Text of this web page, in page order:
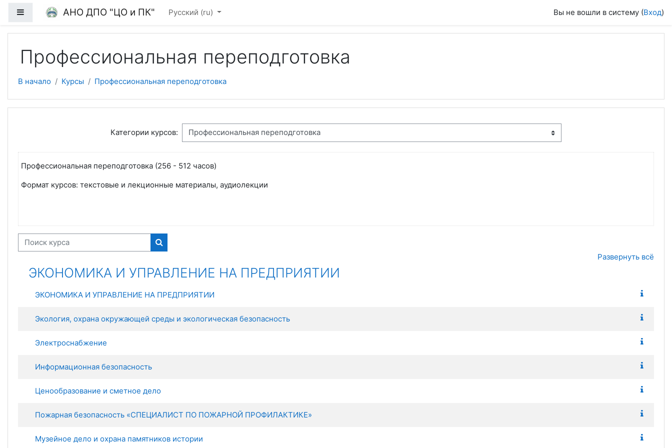
Перейти к основному содержанию
Боковая панельАНО ДПО "ЦО и ПК" Русский ‎(ru)‎ Вы не вошли в систему (Вход)
Профессиональная переподготовка
В начало Курсы Профессиональная переподготовка
Категории курсов:
Профессиональная переподготовка (256 - 512 часов)
Формат курсов: текстовые и лекционные материалы, аудиолекции
Поиск курса
Поиск курса Развернуть всё
ЭКОНОМИКА И УПРАВЛЕНИЕ НА ПРЕДПРИЯТИИ
ЭКОНОМИКА И УПРАВЛЕНИЕ НА ПРЕДПРИЯТИИ
Экология, охрана окружающей среды и экологическая безопасность
Электроснабжение
Информационная безопасность
Ценообразование и сметное дело
Пожарная безопасность «СПЕЦИАЛИСТ ПО ПОЖАРНОЙ ПРОФИЛАКТИКЕ»
Музейное дело и охрана памятников истории